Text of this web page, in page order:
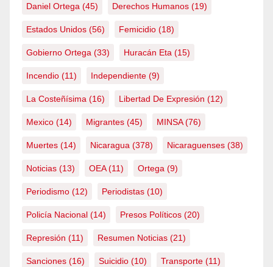
Daniel Ortega (45) Derechos Humanos (19)
Estados Unidos (56) Femicidio (18)
Gobierno Ortega (33) Huracán Eta (15)
Incendio (11) Independiente (9)
La Costeñísima (16) Libertad De Expresión (12)
Mexico (14) Migrantes (45) MINSA(76)
Muertes (14) Nicaragua (378) Nicaraguenses (38)
Noticias (13) OEA(11) Ortega (9)
Periodismo (12) Periodistas (10)
Policía Nacional (14) Presos Políticos (20)
Represión (11) Resumen Noticias (21)
Sanciones (16) Suicidio (10) Transporte (11)